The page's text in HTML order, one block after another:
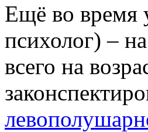
Ещё во время
психолог) –
всего на